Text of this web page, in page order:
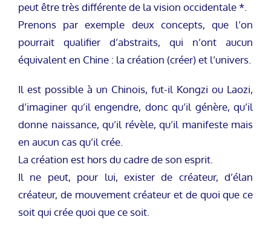
peut être très différente de la vision occidentale *.
Prenons par exemple deux concepts, que l’on
pourrait qualifier d’abstraits, qui n’ont aucun
équivalent en Chine : la création (créer) et l’univers.
Il est possible à un Chinois, fut-il Kongzi ou Laozi,
d’imaginer qu’il engendre, donc qu’il génère, qu’il
donne naissance, qu’il révèle, qu’il manifeste mais
en aucun cas qu’il crée.
La création est hors du cadre de son esprit.
Il ne peut, pour lui, exister de créateur, d’élan
créateur, de mouvement créateur et de quoi que ce
soit qui crée quoi que ce soit.